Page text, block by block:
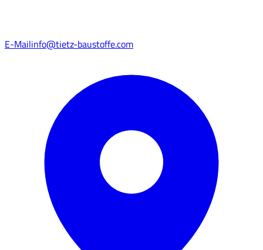
E-Mailinfo@tietz-baustoffe.com